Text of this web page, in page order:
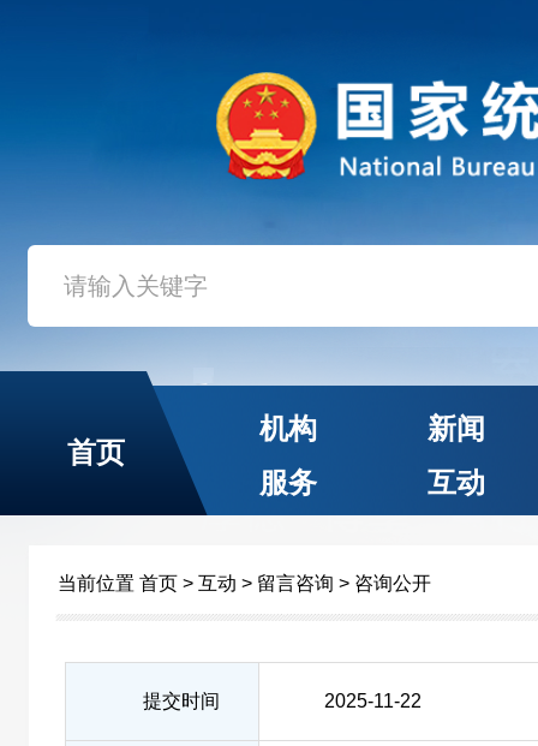
首页
机构
新闻
服务
互动
当前位置 首页> 互动 > 留言咨询 > 咨询公开
提交时间 2025-11-22